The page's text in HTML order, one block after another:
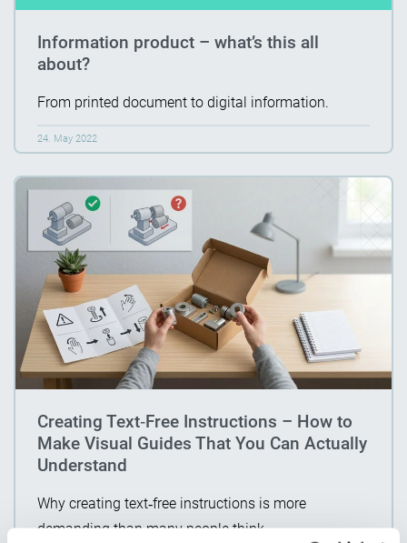
Information product – what’s this all
about?
From printed document to digital information.
24. May 2022
Creating Text‑Free Instructions – How to
Make Visual Guides That You Can Actually
Understand
Why creating text‑free instructions is more
demanding than many people think